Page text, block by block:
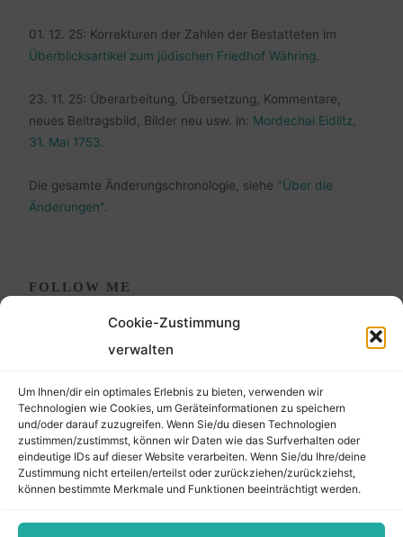
Cookie-Zustimmung
verwalten
Um Ihnen/dir ein optimales Erlebnis zu bieten, verwenden wir
Technologien wie Cookies, um Geräteinformationen zu speichern
und/oder darauf zuzugreifen. Wenn Sie/du diesen Technologien
zustimmen/zustimmst, können wir Daten wie das Surfverhalten oder
eindeutige IDs auf dieser Website verarbeiten. Wenn Sie/du Ihre/deine
Zustimmung nicht erteilen/erteilst oder zurückziehen/zurückziehst,
können bestimmte Merkmale und Funktionen beeinträchtigt werden.
01. 12. 25: Korrekturen der Zahlen der Bestatteten im
Überblicksartikel zum jüdischen Friedhof Währing.
23. 11. 25: Überarbeitung, Übersetzung, Kommentare,
neues Beitragsbild, Bilder neu usw. in: Mordechai Eidlitz,
31. Mai 1753.
Die gesamte Änderungschronologie, siehe "Über die
Änderungen".
FOLLOW ME
©2026 Der Transkribierer